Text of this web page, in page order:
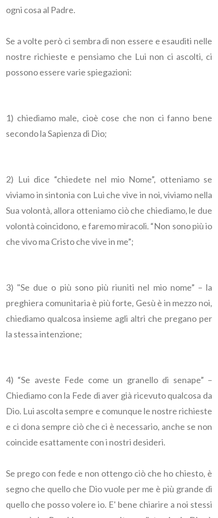
ogni cosa al Padre.
Se a volte però ci sembra di non essere e esauditi nelle
nostre richieste e pensiamo che Lui non ci ascolti, ci
possono essere varie spiegazioni:
1) chiediamo male, cioè cose che non ci fanno bene
secondo la Sapienza di Dio;
2) Lui dice “chiedete nel mio Nome”, otteniamo se
viviamo in sintonia con Lui che vive in noi, viviamo nella
Sua volontà, allora otteniamo ciò che chiediamo, le due
volontà coincidono, e faremo miracoli. “Non sono più io
che vivo ma Cristo che vive in me”;
3) "Se due o più sono più riuniti nel mio nome” – la
preghiera comunitaria è più forte, Gesù è in mezzo noi,
chiediamo qualcosa insieme agli altri che pregano per
la stessa intenzione;
4) “Se aveste Fede come un granello di senape” –
Chiediamo con la Fede di aver già ricevuto qualcosa da
Dio. Lui ascolta sempre e comunque le nostre richieste
e ci dona sempre ciò che ci è necessario, anche se non
coincide esattamente con i nostri desideri.
Se prego con fede e non ottengo ciò che ho chiesto, è
segno che quello che Dio vuole per me è più grande di
quello che posso volere io. E' bene chiarire a noi stessi